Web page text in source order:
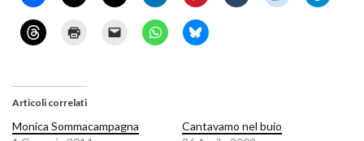
Articoli correlati
Monica Sommacampagna
Cantavamo nel buio